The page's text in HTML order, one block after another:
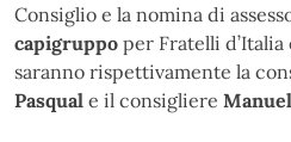
Consiglio e la nomina di
capigruppo per Fratelli d’Italia
saranno rispettivamente la
Pasqual e il consigliere